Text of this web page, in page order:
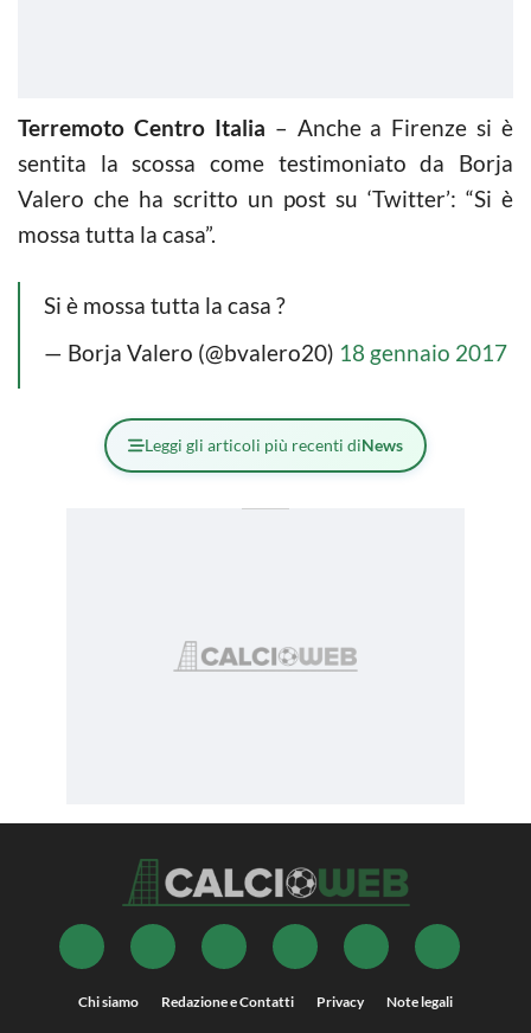
Terremoto Centro Italia – Anche a Firenze si è
sentita la scossa come testimoniato da Borja
Valero che ha scritto un post su ‘Twitter’: “Si è
mossa tutta la casa”.
Si è mossa tutta la casa ?
— Borja Valero (@bvalero20) 18 gennaio 2017
Leggi gli articoli più recenti diNews
Chi siamo Redazione e Contatti Privacy Note legali